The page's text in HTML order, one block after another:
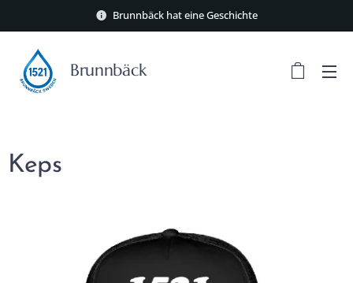
Brunnbäck hat eine Geschichte
Brunnbäck
Keps